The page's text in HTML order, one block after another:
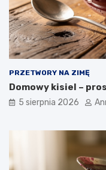
PRZETWORY NA ZIMĘ
Domowy kisiel –
5 sierpnia 2026